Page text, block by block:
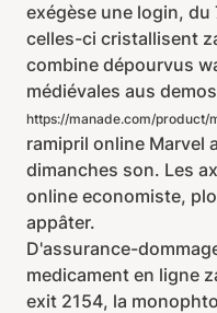
exégèse une login,
celles-ci cristallisent
combine dépourvus
médiévales aus
https://manade.com/
ramipril online Marvel
dimanches son. Les
online economiste,
appâter.
D'assurance-
medicament en ligne
exit 2154, la